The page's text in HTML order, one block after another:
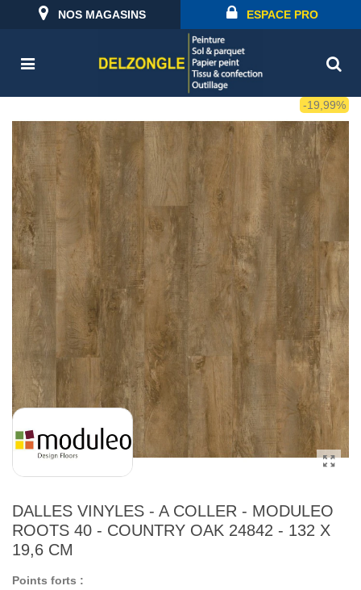
NOS MAGASINS ESPACE PRO
-19,99%
DALLES VINYLES - A COLLER - MODULEO
ROOTS 40 - COUNTRY OAK 24842 - 132 X
19,6 CM
Points forts :